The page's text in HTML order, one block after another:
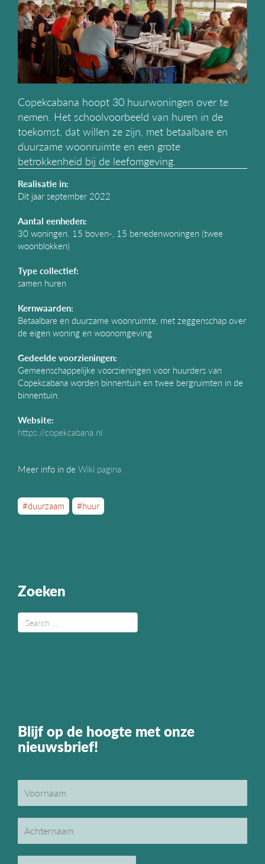
g
a
t
i
e
Copekcabana hoopt 30 huurwoningen over te
nemen. Het schoolvoorbeeld van huren in de
toekomst, dat willen ze zijn, met betaalbare en
duurzame woonruimte en een grote
betrokkenheid bij de leefomgeving.
Realisatie in:
Dit jaar september 2022
Aantal eenheden:
30 woningen. 15 boven-, 15 benedenwoningen (twee
woonblokken)
Type collectief:
samen huren
Kernwaarden:
Betaalbare en duurzame woonruimte, met zeggenschap over
de eigen woning en woonomgeving
Gedeelde voorzieningen:
Gemeenschappelijke voorzieningen voor huurders van
Copekcabana worden binnentuin en twee bergruimten in de
binnentuin.
Website:
https://copekcabana.nl
Meer info in de Wiki pagina
#duurzaam #huur
Zoeken
Blijf op de hoogte met onze
nieuwsbrief!